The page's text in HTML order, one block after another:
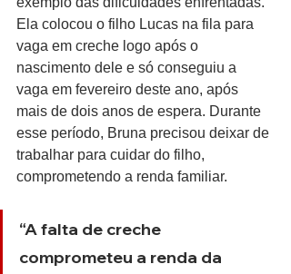
Ela colocou o filho Lucas na fila para
vaga em creche logo após o
nascimento dele e só conseguiu a
vaga em fevereiro deste ano, após
mais de dois anos de espera. Durante
esse período, Bruna precisou deixar de
trabalhar para cuidar do filho,
comprometendo a renda familiar.
“A falta de creche
comprometeu a renda da